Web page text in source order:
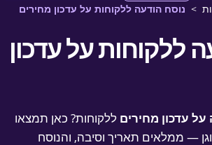
> נוסח הודעה ללקוחות על עדכון מחירים
על עדכון
עדכון מחיריםללקוחות? כאן תמצאו
— ממלאים תאריך וסיבה, והנוסח